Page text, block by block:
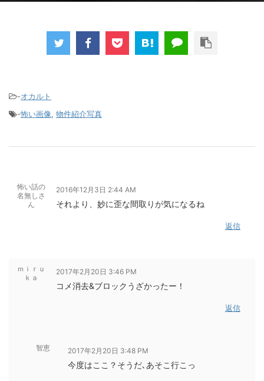
-オカルト
-怖い画像, 物件紹介写真
怖い話の
名無しさ
ん
2016年12月3日 2:44 AM
それより、妙に歪な間取りが気になるね
返信
ｍｉｒｕ
ｋａ
2017年2月20日 3:46 PM
コメ消去&ブロックうざかったー！
返信
智恵 2017年2月20日 3:48 PM
今度はここ？そうだ､あそこ行こっ